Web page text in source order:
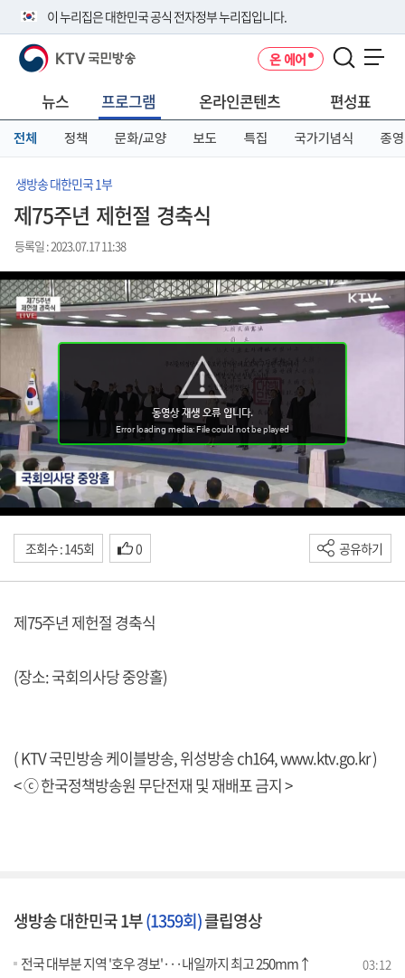
이 누리집은 대한민국 공식 전자정부 누리집입니다.
공식 누리집 주소 확인하기
니다.
이밖에 or.kr 또는 .kr등 다른 도메인 주소를 사용하고 있다면 아래 URL에
서 도메인 주소를 확인해 보세요
KTV 국민방송 온 에어
뉴스 프로그램 온라인콘텐츠 편성표
전체 정책 문화/교양 보도 특집 국가기념식 종영
생방송 대한민국 1부
제75주년 제헌절 경축식
등록일 : 2023.07.17 11:38
조회수 : 145회 0 공유하기
제75주년 제헌절 경축식
(장소: 국회의사당 중앙홀)
( KTV 국민방송 케이블방송, 위성방송 ch164,www.ktv.go.kr)
< ⓒ 한국정책방송원 무단전재 및 재배포 금지 >
생방송 대한민국 1부(1359회)클립영상
전국 대부분 지역 '호우 경보'···내일까지 최고 250mm↑ 03:12